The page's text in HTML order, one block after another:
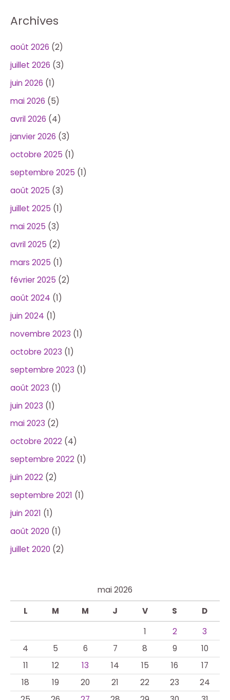
Archives
août 2026 (2)
juillet 2026 (3)
juin 2026 (1)
mai 2026 (5)
avril 2026 (4)
janvier 2026 (3)
octobre 2025 (1)
septembre 2025 (1)
août 2025 (3)
juillet 2025 (1)
mai 2025 (3)
avril 2025 (2)
mars 2025 (1)
février 2025 (2)
août 2024 (1)
juin 2024 (1)
novembre 2023 (1)
octobre 2023 (1)
septembre 2023 (1)
août 2023 (1)
juin 2023 (1)
mai 2023 (2)
octobre 2022 (4)
septembre 2022 (1)
juin 2022 (2)
septembre 2021 (1)
juin 2021 (1)
août 2020 (1)
juillet 2020 (2)
mai 2026
L
M M J V S
D
1
2
3
4
5 6 7 8 9
10
11
12 13 14 15 16
17
18
19 20 21 22 23
24